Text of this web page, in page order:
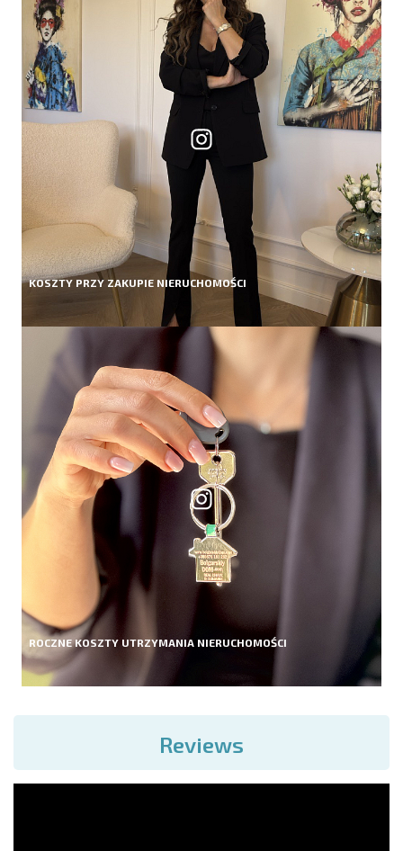
KOSZTY PRZY ZAKUPIE NIERUCHOMOŚCI
ROCZNE KOSZTY UTRZYMANIA NIERUCHOMOŚCI
Reviews